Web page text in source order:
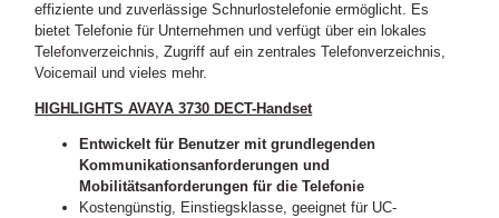
effiziente und zuverlässige Schnurlostelefonie ermöglicht. Es
bietet Telefonie für Unternehmen und verfügt über ein lokales
Telefonverzeichnis, Zugriff auf ein zentrales Telefonverzeichnis,
Voicemail und vieles mehr.
HIGHLIGHTS AVAYA 3730 DECT-Handset
Entwickelt für Benutzer mit grundlegenden
Kommunikationsanforderungen und
Mobilitätsanforderungen für die Telefonie
Kostengünstig, Einstiegsklasse, geeignet für UC-